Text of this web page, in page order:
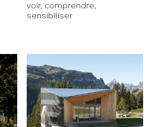
voir, comprendre,
sensibiliser